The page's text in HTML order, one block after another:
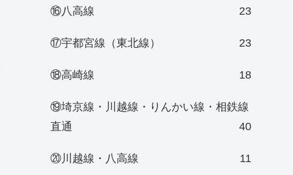
⑯八高線 23
⑰宇都宮線（東北線） 23
⑱高崎線 18
⑲埼京線・川越線・りんかい線・相鉄線
直通
40
⑳川越線・八高線 11